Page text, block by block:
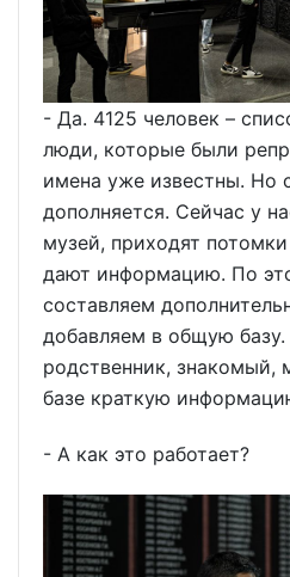
- Да. 4125 человек –
люди, которые были
имена уже известны. Но
дополняется. Сейчас у
музей, приходят
дают информацию. По
составляем
добавляем в общую
родственник, знакомый,
базе краткую
- А как это работает?